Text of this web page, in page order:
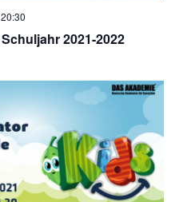
20:30
2021-2022